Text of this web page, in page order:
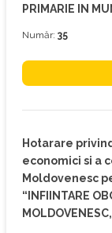
PRIMARIE IN
Număr: 35
Hotarare
economici si a
Moldovenesc
“INFIINTARE